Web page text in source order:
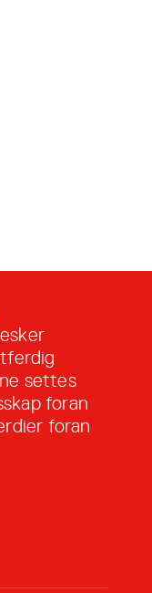
settes
foran
foran